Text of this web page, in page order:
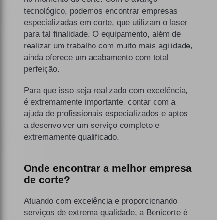
tecnológico, podemos encontrar empresas
especializadas em corte, que utilizam o laser
para tal finalidade. O equipamento, além de
realizar um trabalho com muito mais agilidade,
ainda oferece um acabamento com total
perfeição.
Para que isso seja realizado com excelência,
é extremamente importante, contar com a
ajuda de profissionais especializados e aptos
a desenvolver um serviço completo e
extremamente qualificado.
Onde encontrar a melhor empresa
de corte?
Atuando com excelência e proporcionando
serviços de extrema qualidade, a Benicorte é